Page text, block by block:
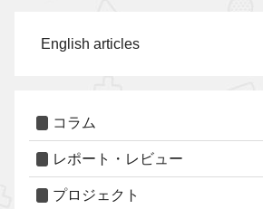
English articles
コラム
レポート・レビュー
プロジェクト